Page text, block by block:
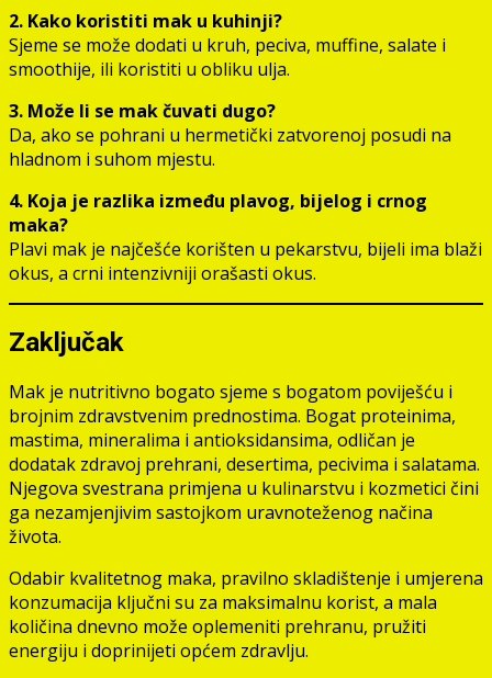
2. Kako koristiti mak u kuhinji?
Sjeme se može dodati u kruh, peciva, muffine, salate i
smoothije, ili koristiti u obliku ulja.
3. Može li se mak čuvati dugo?
Da, ako se pohrani u hermetički zatvorenoj posudi na
hladnom i suhom mjestu.
4. Koja je razlika između plavog, bijelog i crnog
maka?
Plavi mak je najčešće korišten u pekarstvu, bijeli ima blaži
okus, a crni intenzivniji orašasti okus.
Zaključak
Mak je nutritivno bogato sjeme s bogatom poviješću i
brojnim zdravstvenim prednostima. Bogat proteinima,
mastima, mineralima i antioksidansima, odličan je
dodatak zdravoj prehrani, desertima, pecivima i salatama.
Njegova svestrana primjena u kulinarstvu i kozmetici čini
ga nezamjenjivim sastojkom uravnoteženog načina
života.
Odabir kvalitetnog maka, pravilno skladištenje i umjerena
konzumacija ključni su za maksimalnu korist, a mala
količina dnevno može oplemeniti prehranu, pružiti
energiju i doprinijeti općem zdravlju.